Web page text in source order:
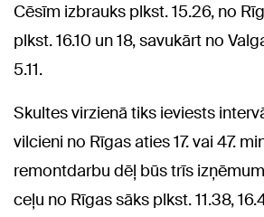
Cēsīm izbrauks plkst. 15.26, no
plkst. 16.10 un 18, savukārt no
5.11.
Skultes virzienā tiks ieviests
vilcieni no Rīgas aties 17. vai 47.
remontdarbu dēļ būs trīs
ceļu no Rīgas sāks plkst. 11.38,